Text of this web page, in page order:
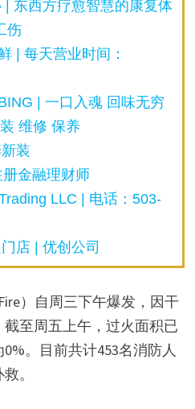
| 东西方疗愈智慧的康复体
伤
| 每天营业时间：
| 一口入魂 回味无穷
维修 保养
装
金融理财师
LLC | 电话：503-
店 | 优创公司
）自周三下午爆发，因干
至周五上午，过火面积已
。目前共计453名消防人
。